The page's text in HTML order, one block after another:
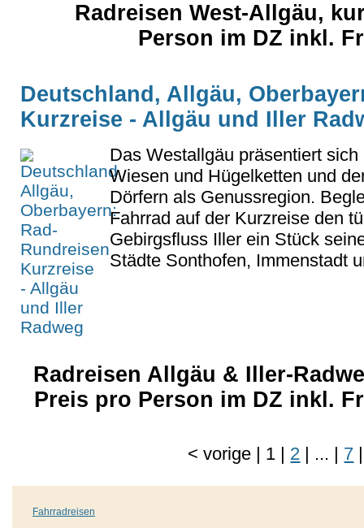
Radreisen West-Allgäu,
Person im DZ inkl.
Deutschland, Allgäu,
Kurzreise - Allgäu und Iller
Das Westallgäu präsentiert
Wiesen und Hügelketten und
Dörfern als Genussregion.
Fahrrad auf der Kurzreise den
Gebirgsfluss Iller ein Stück
Städte Sonthofen, Immenstadt
Radreisen Allgäu & Iller-
Preis pro Person im DZ inkl.
<vorige | 1 | 2 | ... | 7 |
Fahrradreisen